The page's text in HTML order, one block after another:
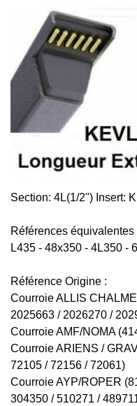
Section: 4L(1/2") Insert:
Références équivalentes
L435 - 48x350 - 4L350 -
Référence Origine :
Courroie ALLIS
2025663 / 2026270 /
Courroie AMF/NOMA
Courroie ARIENS /
72105 / 72156 / 72061)
Courroie AYP/ROPER
304350 / 510271 /